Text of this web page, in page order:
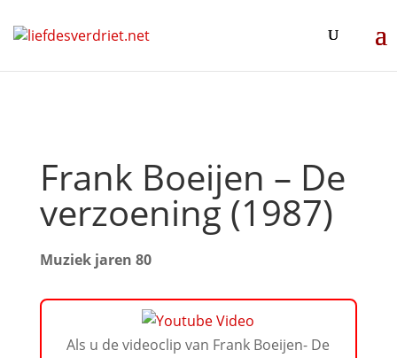
Frank Boeijen – De
verzoening (1987)
Muziek jaren 80
Als u de videoclip van Frank Boeijen- De